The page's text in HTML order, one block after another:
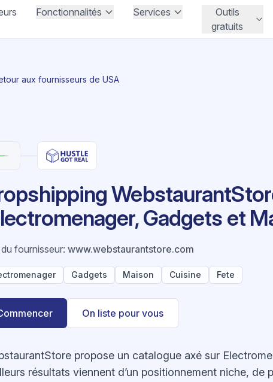
Fonctionnalités Services
Outils
gratuits
aux fournisseurs de USA
Gadgets et
fournisseur: www.webstaurantstore.com
Gadgets Maison Cuisine Fete
On liste pour vous
propose un catalogue axé sur
résultats viennent d’un positionnement niche, de